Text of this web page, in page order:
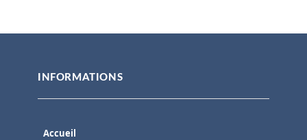
INFORMATIONS
Accueil